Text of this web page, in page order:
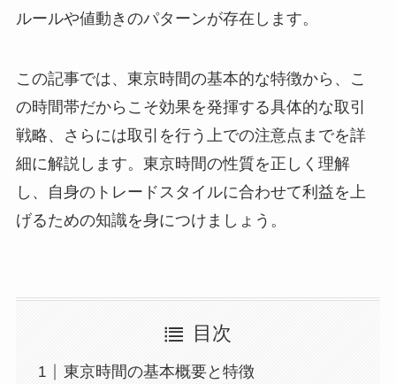
ルールや値動きのパターンが存在します。
この記事では、東京時間の基本的な特徴から、こ
の時間帯だからこそ効果を発揮する具体的な取引
戦略、さらには取引を行う上での注意点までを詳
細に解説します。東京時間の性質を正しく理解
し、自身のトレードスタイルに合わせて利益を上
げるための知識を身につけましょう。
目次
東京時間の基本概要と特徴